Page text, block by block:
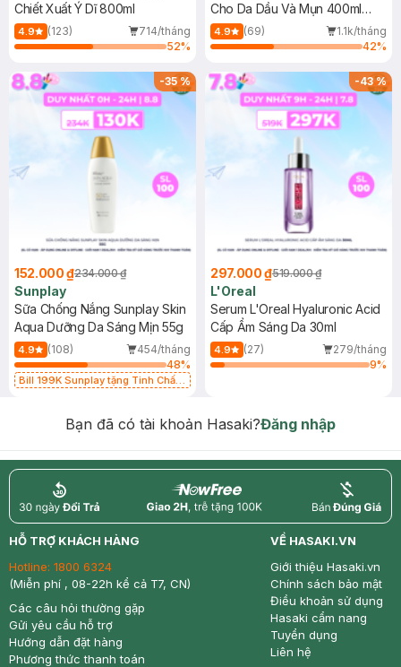
Chiết Xuất Ý Dĩ 800ml
4.9 (123)
714/tháng
52%
Cho Da Dầu Và Mụn 400ml
(Mới)
4.9 (69)
1.1k/tháng
42%
-35%
152.000 ₫234.000 ₫
Sunplay
Sữa Chống Nắng Sunplay Skin
Aqua Dưỡng Da Sáng Mịn 55g
4.9 (108)
454/tháng
48%
Bill 199K Sunplay tặng Tinh Chất
-43%
297.000 ₫519.000 ₫
L'Oreal
Serum L'Oreal Hyaluronic Acid
Cấp Ẩm Sáng Da 30ml
4.9 (27)
279/tháng
9%
Bạn đã có tài khoản Hasaki?Đăng nhập
return nowfree price
HỖ TRỢ KHÁCH HÀNG
Hotline: 1800 6324
(Miễn phí , 08-22h kể cả T7, CN)
Các câu hỏi thường gặp
Gửi yêu cầu hỗ trợ
Hướng dẫn đặt hàng
Phương thức thanh toán
VỀ HASAKI.VN
Giới thiệu Hasaki.vn
Chính sách bảo mật
Điều khoản sử dụng
Hasaki cẩm nang
Tuyển dụng
Liên hệ